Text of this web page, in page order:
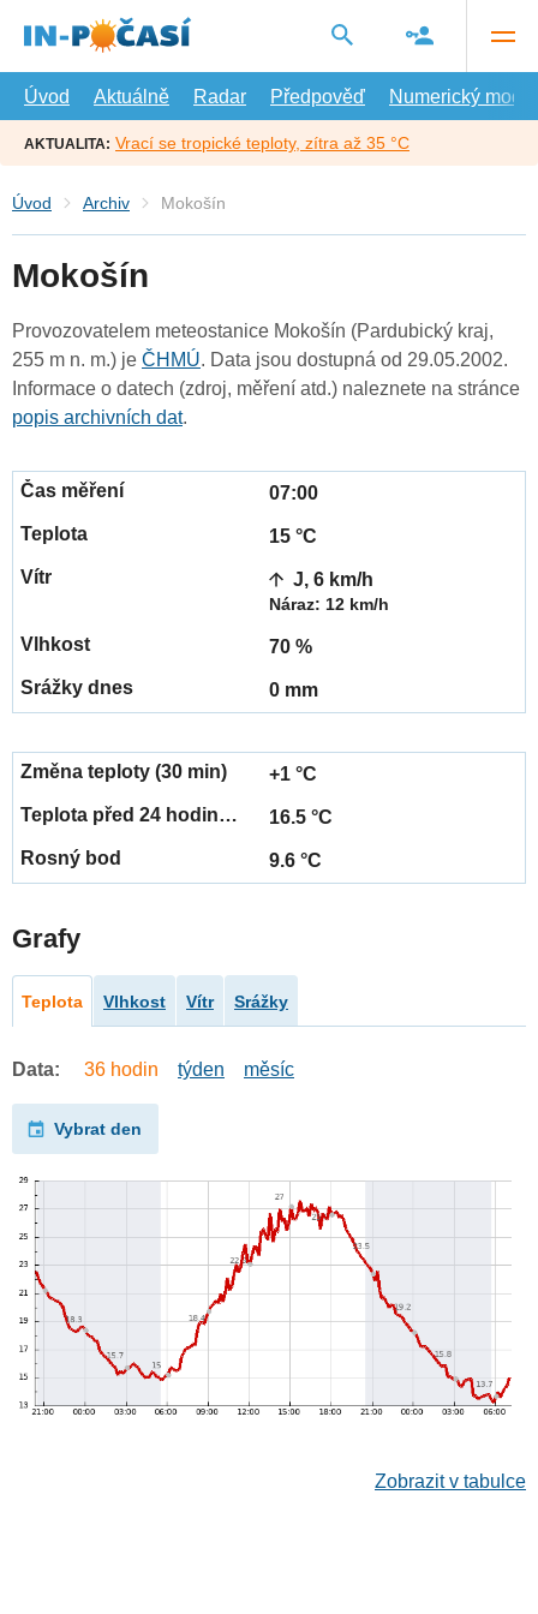
hlavní
Úvod
Aktuálně Radar Předpověď Numerický model
AKTUALITA: Vrací se tropické teploty, zítra až 35 °C
Úvod Archiv Mokošín
Mokošín
Provozovatelem meteostanice Mokošín (Pardubický kraj,
255 m n. m.) je ČHMÚ. Data jsou dostupná od 29.05.2002.
Informace o datech (zdroj, měření atd.) naleznete na stránce
popis archivních dat.
07:00
15 °C
J, 6 km/h
Náraz: 12 km/h
70 %
0 mm
+1 °C
16.5 °C
9.6 °C
Grafy
Teplota Vlhkost Vítr Srážky
Data: 36 hodin týden měsíc
Vybrat den
Zobrazit v tabulce